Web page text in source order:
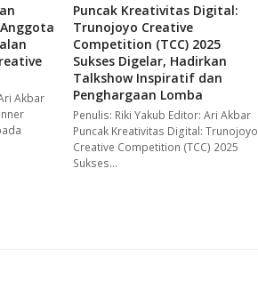
Akbar
Puncak Kreativitas Digital:
Trunojoyo Creative
Competition (TCC) 2025
Sukses Digelar, Hadirkan
Talkshow Inspiratif dan
Penghargaan Lomba
Penulis: Riki Yakub Editor: Ari Akbar
Puncak Kreativitas Digital: Trunojoyo
Creative Competition (TCC) 2025
Sukses…